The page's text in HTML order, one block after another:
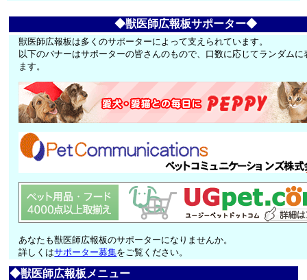
◆獣医師広報板サポーター◆
獣医師広報板は多くのサポーターによって支えられています。
以下のバナーはサポーターの皆さんのもので、口数に応じてランダムに
ます。
あなたも獣医師広報板のサポーターになりませんか。
詳しくはサポーター募集をご覧ください。
◆獣医師広報板メニュー